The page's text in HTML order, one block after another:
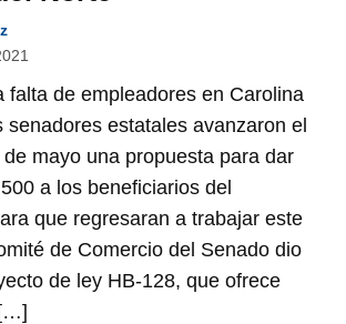
falta de empleadores en Carolina
senadores estatales avanzaron el
mayo una propuesta para dar
a los beneficiarios del
que regresaran a trabajar este
de Comercio del Senado dio
de ley HB-128, que ofrece